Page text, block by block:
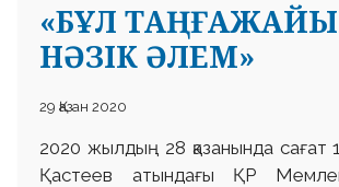
«БҰЛ
НӘЗІК ӘЛЕМ»
29 Қазан 2020
2020 жылдың 28 қазанында сағат
Қастеев атындағы ҚР